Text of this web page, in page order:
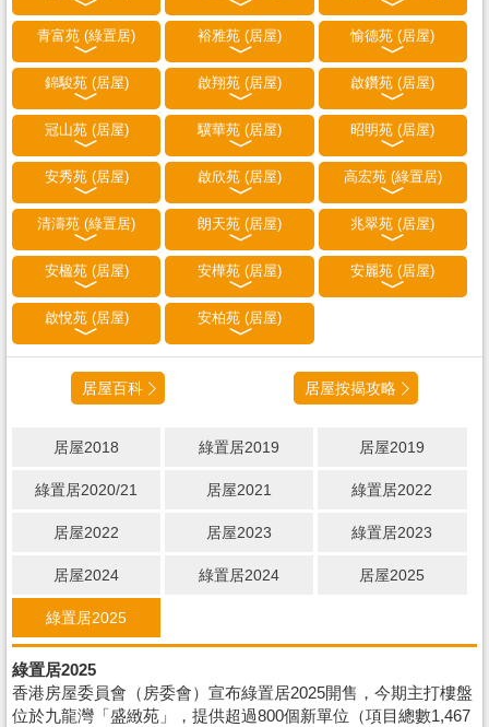
青富苑 (綠置居) 裕雅苑 (居屋) 愉德苑 (居屋)
錦駿苑 (居屋) 啟翔苑 (居屋) 啟鑽苑 (居屋)
冠山苑 (居屋) 驥華苑 (居屋) 昭明苑 (居屋)
安秀苑 (居屋) 啟欣苑 (居屋) 高宏苑 (綠置居)
清濤苑 (綠置居) 朗天苑 (居屋) 兆翠苑 (居屋)
安楹苑 (居屋) 安樺苑 (居屋) 安麗苑 (居屋)
啟悅苑 (居屋) 安柏苑 (居屋)
居屋百科 居屋按揭攻略
居屋2018 綠置居2019 居屋2019
綠置居2020/21 居屋2021 綠置居2022
居屋2022 居屋2023 綠置居2023
居屋2024 綠置居2024 居屋2025
綠置居2025
綠置居2025
香港房屋委員會（房委會）宣布綠置居2025開售，今期主打樓盤
位於九龍灣「盛緻苑」，提供超過800個新單位（項目總數1,467